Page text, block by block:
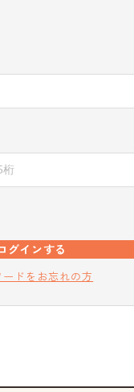
グインする
ードをお忘れの方